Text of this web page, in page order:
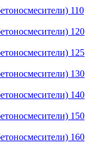
110
120
125
130
140
150
160